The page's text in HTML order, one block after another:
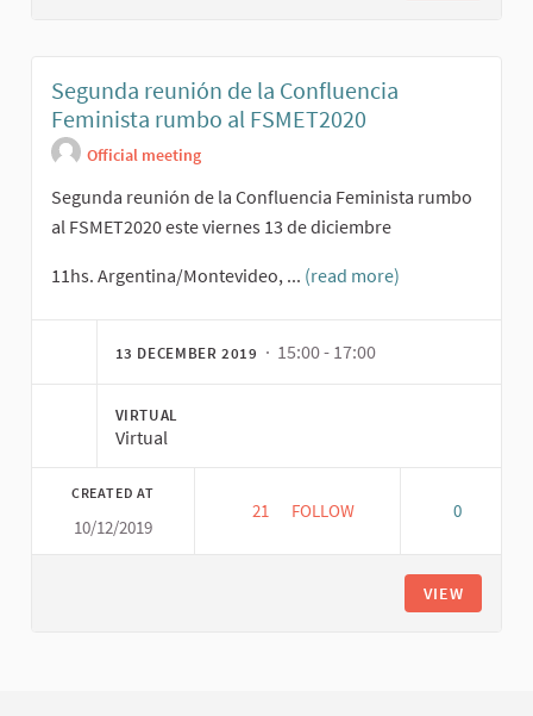
Segunda reunión de la Confluencia
Feminista rumbo al FSMET2020
Official meeting
Segunda reunión de la Confluencia Feminista rumbo
al FSMET2020 este viernes 13 de diciembre
11hs. Argentina/Montevideo, ... (read more)
13 DECEMBER 2019 · 15:00 - 17:00
VIRTUAL
Virtual
CREATED AT
10/12/2019
21 21 FOLLOWERS
FOLLOW 0
VIEW